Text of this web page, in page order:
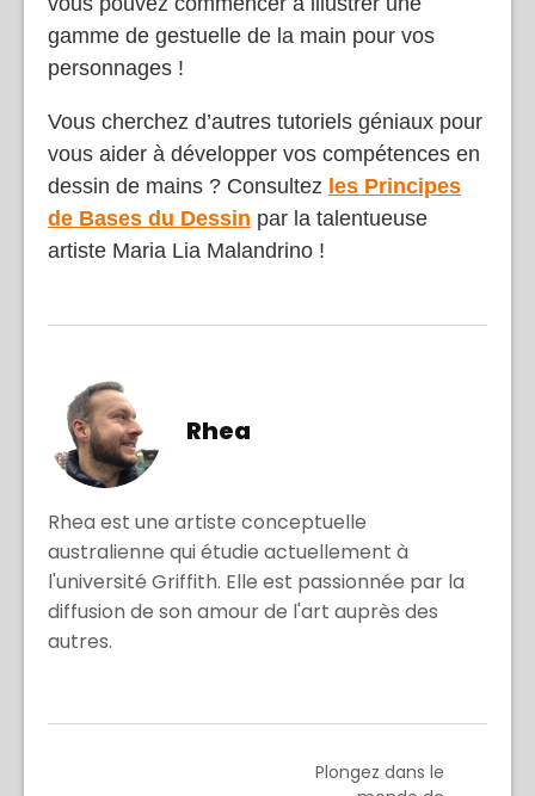
gamme de gestuelle de la main pour vos
personnages !
Vous cherchez d’autres tutoriels géniaux pour
vous aider à développer vos compétences en
dessin de mains ? Consultez les Principes
de Bases du Dessin par la talentueuse
artiste Maria Lia Malandrino !
Rhea
Rhea est une artiste conceptuelle
australienne qui étudie actuellement à
l'université Griffith. Elle est passionnée par la
diffusion de son amour de l'art auprès des
autres.
Plongez dans le